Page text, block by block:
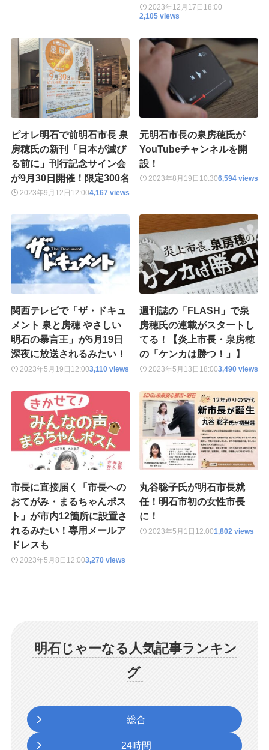
2023年12月17日 18:00
2,105 views
ピオレ明石で前明石市長 泉
房穂氏の新刊「日本が滅び
る前に」刊行記念サイン会
が9月30日開催！限定300名
2023年9月12日 12:004,167 views
元明石市長の泉房穂氏が
YouTubeチャンネルを開
設！
2023年8月19日 10:306,594 views
関西テレビで「ザ・ドキュ
メント 泉と房穂 やさしい
明石の暴言王」が5月19日
深夜に放送されるみたい！
2023年5月19日 12:003,110 views
週刊誌の「FLASH」で泉
房穂氏の連載がスタートし
てる！【炎上市長・泉房穂
の「ケンカは勝つ！」】
2023年5月13日 18:003,490 views
市長に直接届く「市長への
おてがみ・まるちゃんポス
ト」が市内12箇所に設置さ
れるみたい！専用メールア
ドレスも
2023年5月8日 12:003,270 views
丸谷聡子氏が明石市長就
任！明石市初の女性市長
に！
2023年5月1日 12:001,802 views
明石じゃーなる人気記事ランキン
グ
総合
24時間